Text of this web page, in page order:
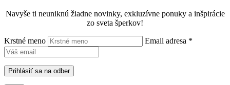
Navyše ti neuniknú žiadne novinky, exkluzívne ponuky a inšpirácie
zo sveta šperkov!
Krstné meno Email adresa *